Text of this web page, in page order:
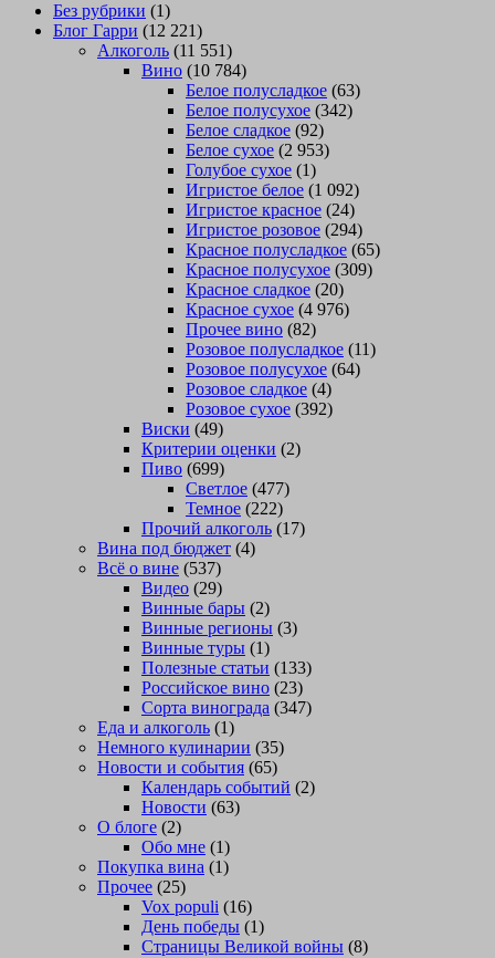
Без рубрики (1)
Блог Гарри (12 221)
Алкоголь (11 551)
Вино (10 784)
Белое полусладкое (63)
Белое полусухое (342)
Белое сладкое (92)
Белое сухое (2 953)
Голубое сухое (1)
Игристое белое (1 092)
Игристое красное (24)
Игристое розовое (294)
Красное полусладкое (65)
Красное полусухое (309)
Красное сладкое (20)
Красное сухое (4 976)
Прочее вино (82)
Розовое полусладкое (11)
Розовое полусухое (64)
Розовое сладкое (4)
Розовое сухое (392)
Виски (49)
Критерии оценки (2)
Пиво (699)
Светлое (477)
Темное (222)
Прочий алкоголь (17)
Вина под бюджет (4)
Всё о вине (537)
Видео (29)
Винные бары (2)
Винные регионы (3)
Винные туры (1)
Полезные статьи (133)
Российское вино (23)
Сорта винограда (347)
Еда и алкоголь (1)
Немного кулинарии (35)
Новости и события (65)
Календарь событий (2)
Новости (63)
О блоге (2)
Обо мне (1)
Покупка вина (1)
Прочее (25)
Vox populi (16)
День победы (1)
Страницы Великой войны (8)